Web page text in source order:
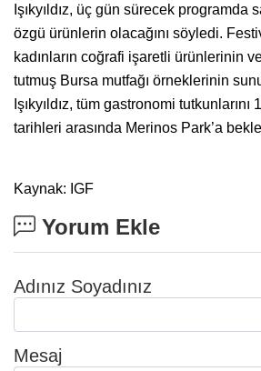
Işıkyıldız, üç gün sürecek programda
özgü ürünlerin olacağını söyledi.
kadınların coğrafi işaretli ürünlerinin
tutmuş Bursa mutfağı örneklerinin
Işıkyıldız, tüm gastronomi tutkunlarını
tarihleri arasında Merinos Park’a
Kaynak: IGF
Yorum Ekle
Adınız Soyadınız
Mesaj